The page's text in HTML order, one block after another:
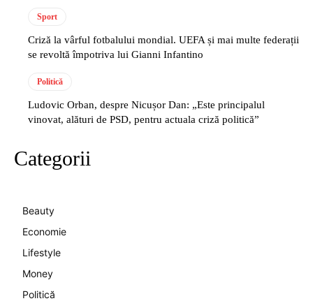
Sport
Criză la vârful fotbalului mondial. UEFA și mai multe federații
se revoltă împotriva lui Gianni Infantino
Politică
Ludovic Orban, despre Nicușor Dan: „Este principalul
vinovat, alături de PSD, pentru actuala criză politică”
Categorii
Beauty
Economie
Lifestyle
Money
Politică